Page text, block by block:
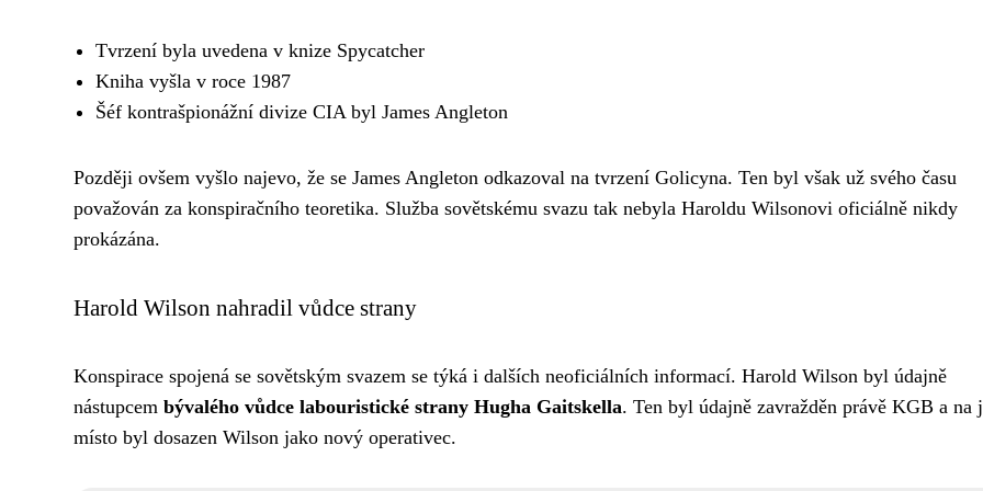
Tvrzení byla uvedena v knize Spycatcher
Kniha vyšla v roce 1987
Šéf kontrašpionážní divize CIA byl James Angleton
Později ovšem vyšlo najevo, že se James Angleton odkazoval na tvrzení Golicyna. Ten byl však už svého času
považován za konspiračního teoretika. Služba sovětskému svazu tak nebyla Haroldu Wilsonovi oficiálně nikdy
prokázána.
Harold Wilson nahradil vůdce strany
Konspirace spojená se sovětským svazem se týká i dalších neoficiálních informací. Harold Wilson byl údajně
nástupcem bývalého vůdce labouristické strany Hugha Gaitskella. Ten byl údajně zavražděn právě KGB a na
místo byl dosazen Wilson jako nový operativec.